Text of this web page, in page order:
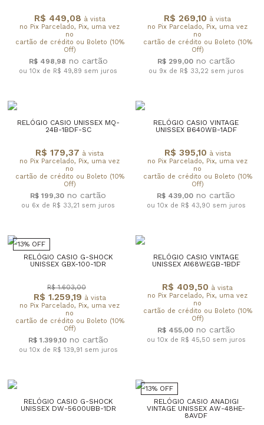
R$ 449,08 à vista
no Pix Parcelado, Pix, uma vez
no
cartão de crédito ou Boleto (10%
Off)
R$ 498,98
ou 10x de R$ 49,89 sem juros
R$ 269,10 à vista
no Pix Parcelado, Pix, uma vez
no
cartão de crédito ou Boleto (10%
Off)
R$ 299,00
ou 9x de R$ 33,22 sem juros
RELÓGIO CASIO UNISSEX MQ-
24B-1BDF-SC
R$ 179,37 à vista
no Pix Parcelado, Pix, uma vez
no
cartão de crédito ou Boleto (10%
Off)
R$ 199,30
ou 6x de R$ 33,21 sem juros
RELÓGIO CASIO VINTAGE
UNISSEX B640WB-1ADF
R$ 395,10 à vista
no Pix Parcelado, Pix, uma vez
no
cartão de crédito ou Boleto (10%
Off)
R$ 439,00
ou 10x de R$ 43,90 sem juros
13% OFF
RELÓGIO CASIO G-SHOCK
UNISSEX GBX-100-1DR
R$ 1.259,19 à vista
no Pix Parcelado, Pix, uma vez
no
cartão de crédito ou Boleto (10%
Off)
R$ 1.603,00
R$ 1.399,10
ou 10x de R$ 139,91 sem juros
RELÓGIO CASIO VINTAGE
UNISSEX A168WEGB-1BDF
R$ 409,50 à vista
no Pix Parcelado, Pix, uma vez
no
cartão de crédito ou Boleto (10%
Off)
R$ 455,00
ou 10x de R$ 45,50 sem juros
RELÓGIO CASIO G-SHOCK
UNISSEX DW-5600UBB-1DR
13% OFF
RELÓGIO CASIO ANADIGI
VINTAGE UNISSEX AW-48HE-
8AVDF